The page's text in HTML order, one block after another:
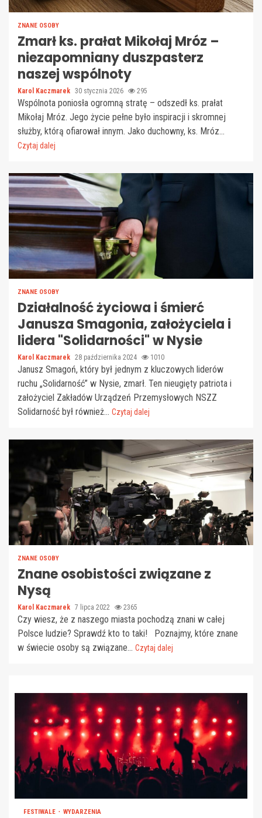
ZNANE OSOBY
Zmarł ks. prałat Mikołaj Mróz –
niezapomniany duszpasterz
naszej wspólnoty
Karol Kaczmarek 30 stycznia 2026 295
Wspólnota poniosła ogromną stratę – odszedł ks. prałat
Mikołaj Mróz. Jego życie pełne było inspiracji i skromnej
służby, którą ofiarował innym. Jako duchowny, ks. Mróz...
Czytaj dalej
ZNANE OSOBY
Działalność życiowa i śmierć
Janusza Smagonia, założyciela i
lidera "Solidarności" w Nysie
Karol Kaczmarek 28 października 2024 1010
Janusz Smagoń, który był jednym z kluczowych liderów
ruchu „Solidarność” w Nysie, zmarł. Ten nieugięty patriota i
założyciel Zakładów Urządzeń Przemysłowych NSZZ
Solidarność był również... Czytaj dalej
ZNANE OSOBY
Znane osobistości związane z
Nysą
Karol Kaczmarek 7 lipca 2022 2365
Czy wiesz, że z naszego miasta pochodzą znani w całej
Polsce ludzie? Sprawdź kto to taki! Poznajmy, które znane
w świecie osoby są związane... Czytaj dalej
FESTIWALE WYDARZENIA